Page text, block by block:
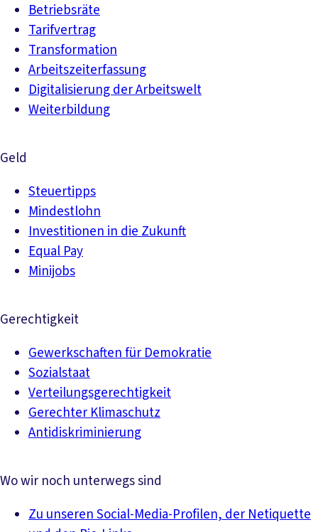
Betriebsräte
Tarifvertrag
Transformation
Arbeitszeiterfassung
Digitalisierung der Arbeitswelt
Weiterbildung
Geld
Steuertipps
Mindestlohn
Investitionen in die Zukunft
Equal Pay
Minijobs
Gerechtigkeit
Gewerkschaften für Demokratie
Sozialstaat
Verteilungsgerechtigkeit
Gerechter Klimaschutz
Antidiskriminierung
Wo wir noch unterwegs sind
Zu unseren Social-Media-Profilen, der Netiquette